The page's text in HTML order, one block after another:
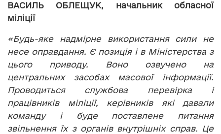
ВАСИЛЬ ОБЛЕЩУК, начальник обласної
міліції
«Будь-яке надмірне використання сили не
несе оправдання. Є позиція і в Міністерства з
цього приводу. Воно озвучено на
центральних засобах масової інформації.
Проводиться службова перевірка і
працівників міліції, керівників які давали
команду і буде поставлене питання
звільнення їх з органів внутрішніх справ. Це